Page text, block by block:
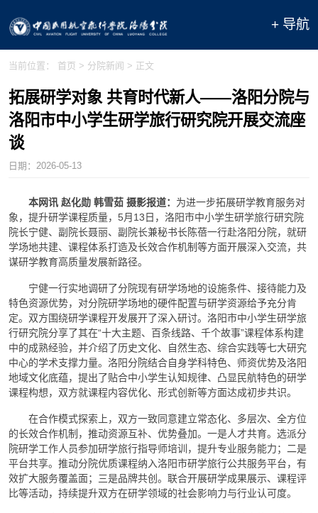
+ 导航
当前位置： 首页 > 分院新闻 > 正文
拓展研学对象 共育时代新人——洛阳分院与
洛阳市中小学生研学旅行研究院开展交流座
谈
日期： 2026-05-13
本网讯 赵化勋 韩雪茹 摄影报道： 为进一步拓展研学教育服务对
象，提升研学课程质量，5月13日，洛阳市中小学生研学旅行研究院
院长宁健、副院长聂丽、副院长兼秘书长陈蓓一行赴洛阳分院，就研
学场地共建、课程体系打造及长效合作机制等方面开展深入交流，共
谋研学教育高质量发展新路径。
宁健一行实地调研了分院现有研学场地的设施条件、接待能力及
特色资源优势，对分院研学场地的硬件配置与研学资源给予充分肯
定。双方围绕研学课程开发展开了深入研讨。洛阳市中小学生研学旅
行研究院分享了其在“十大主题、百条线路、千个故事”课程体系构建
中的成熟经验，并介绍了历史文化、自然生态、综合实践等七大研究
中心的学术支撑力量。洛阳分院结合自身学科特色、师资优势及洛阳
地域文化底蕴，提出了贴合中小学生认知规律、凸显民航特色的研学
课程构想，双方就课程内容优化、形式创新等方面达成初步共识。
在合作模式探索上，双方一致同意建立常态化、多层次、全方位
的长效合作机制，推动资源互补、优势叠加。一是人才共育。选派分
院研学工作人员参加研学旅行指导师培训，提升专业服务能力；二是
平台共享。推动分院优质课程纳入洛阳市研学旅行公共服务平台，有
效扩大服务覆盖面；三是品牌共创。联合开展研学成果展示、课程评
比等活动，持续提升双方在研学领域的社会影响力与行业认可度。